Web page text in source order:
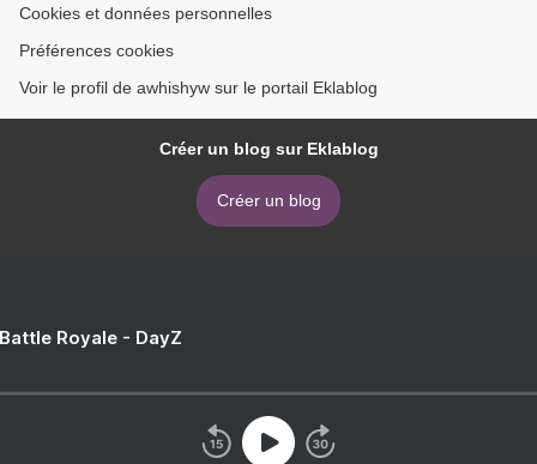
Cookies et données personnelles
Préférences cookies
Voir le profil de awhishyw sur le portail Eklablog
Créer un blog sur Eklablog
Créer un blog
Royale - DayZ